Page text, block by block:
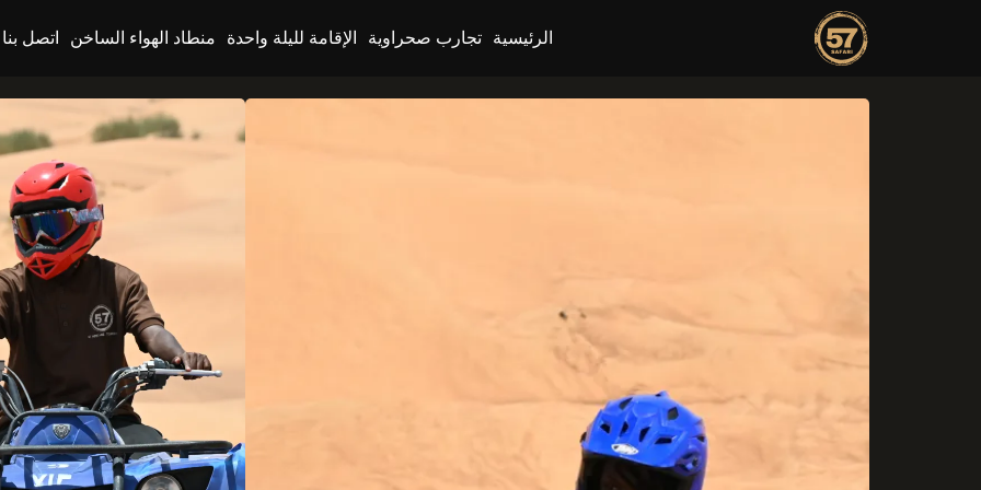
الرئيسية تجارب صحراوية الإقامة لليلة واحدة منطاد الهواء الساخن اتصل بنا